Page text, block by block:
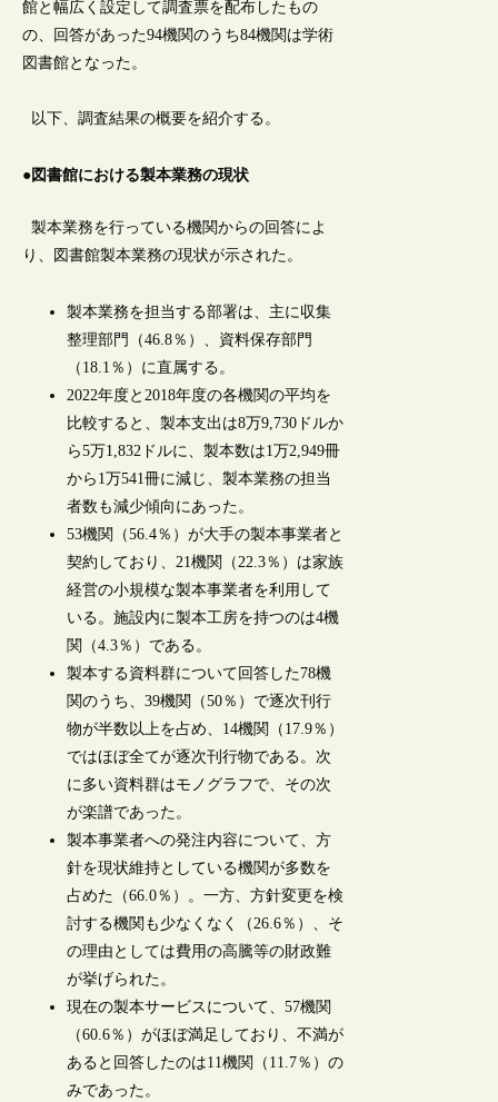
館と幅広く設定して調査票を配布したもの
の、回答があった94機関のうち84機関は学術
図書館となった。
以下、調査結果の概要を紹介する。
●図書館における製本業務の現状
製本業務を行っている機関からの回答によ
り、図書館製本業務の現状が示された。
製本業務を担当する部署は、主に収集
整理部門（46.8％）、資料保存部門
（18.1％）に直属する。
2022年度と2018年度の各機関の平均を
比較すると、製本支出は8万9,730ドルか
ら5万1,832ドルに、製本数は1万2,949冊
から1万541冊に減じ、製本業務の担当
者数も減少傾向にあった。
53機関（56.4％）が大手の製本事業者と
契約しており、21機関（22.3％）は家族
経営の小規模な製本事業者を利用して
いる。施設内に製本工房を持つのは4機
関（4.3％）である。
製本する資料群について回答した78機
関のうち、39機関（50％）で逐次刊行
物が半数以上を占め、14機関（17.9％）
ではほぼ全てが逐次刊行物である。次
に多い資料群はモノグラフで、その次
が楽譜であった。
製本事業者への発注内容について、方
針を現状維持としている機関が多数を
占めた（66.0％）。一方、方針変更を検
討する機関も少なくなく（26.6％）、そ
の理由としては費用の高騰等の財政難
が挙げられた。
現在の製本サービスについて、57機関
（60.6％）がほぼ満足しており、不満が
あると回答したのは11機関（11.7％）の
みであった。